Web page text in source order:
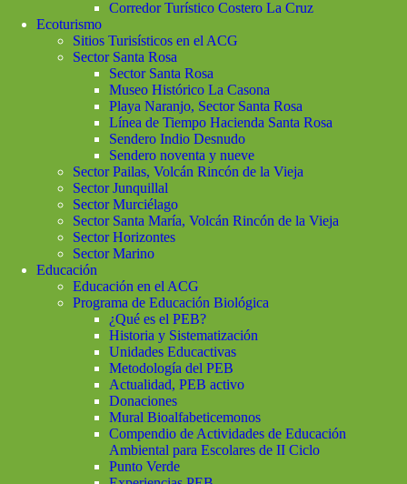
Corredor Turístico Costero La Cruz
Ecoturismo
Sitios Turisísticos en el ACG
Sector Santa Rosa
Sector Santa Rosa
Museo Histórico La Casona
Playa Naranjo, Sector Santa Rosa
Línea de Tiempo Hacienda Santa Rosa
Sendero Indio Desnudo
Sendero noventa y nueve
Sector Pailas, Volcán Rincón de la Vieja
Sector Junquillal
Sector Murciélago
Sector Santa María, Volcán Rincón de la Vieja
Sector Horizontes
Sector Marino
Educación
Educación en el ACG
Programa de Educación Biológica
¿Qué es el PEB?
Historia y Sistematización
Unidades Educactivas
Metodología del PEB
Actualidad, PEB activo
Donaciones
Mural Bioalfabeticemonos
Compendio de Actividades de Educación
Ambiental para Escolares de II Ciclo
Punto Verde